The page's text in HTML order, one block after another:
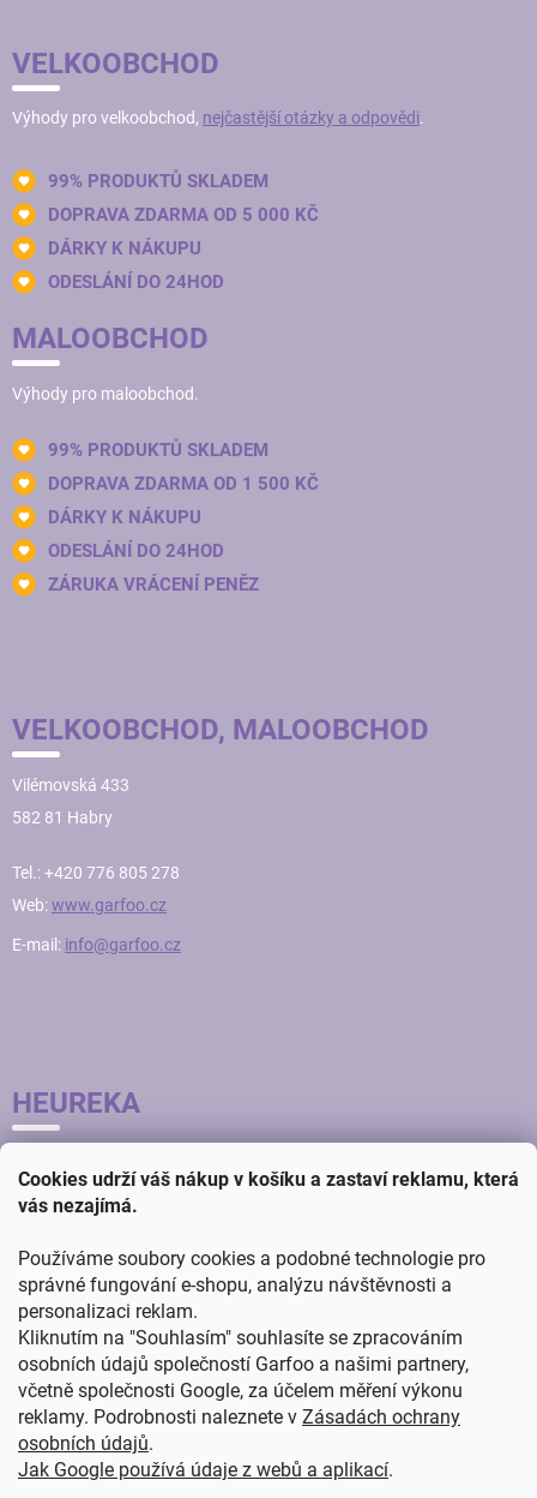
Cookies udrží váš nákup v košíku a zastaví reklamu, která
vás nezajímá.
Používáme soubory cookies a podobné technologie pro
správné fungování e-shopu, analýzu návštěvnosti a
personalizaci reklam.
Kliknutím na "Souhlasím" souhlasíte se zpracováním
osobních údajů společností Garfoo a našimi partnery,
včetně společnosti Google, za účelem měření výkonu
reklamy. Podrobnosti naleznete v Zásadách ochrany
osobních údajů.
Jak Google používá údaje z webů a aplikací.
VELKOOBCHOD
Výhody pro velkoobchod, nejčastější otázky a odpovědi.
99% PRODUKTŮ SKLADEM
DOPRAVA ZDARMA OD 5 000 KČ
DÁRKY K NÁKUPU
ODESLÁNÍ DO 24HOD
MALOOBCHOD
Výhody pro maloobchod.
99% PRODUKTŮ SKLADEM
DOPRAVA ZDARMA OD 1 500 KČ
DÁRKY K NÁKUPU
ODESLÁNÍ DO 24HOD
ZÁRUKA VRÁCENÍ PENĚZ
VELKOOBCHOD, MALOOBCHOD
Vilémovská 433
582 81 Habry
Tel.: +420 776 805 278
Web:www.garfoo.cz
E-mail: info@garfoo.cz
HEUREKA